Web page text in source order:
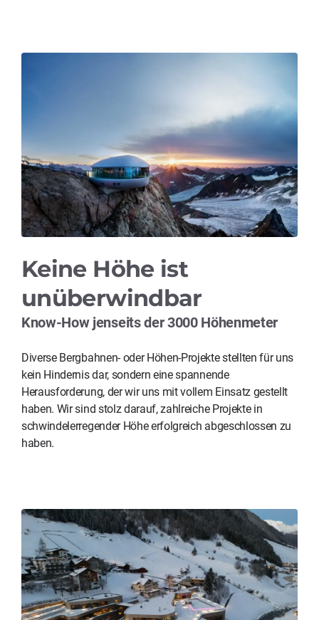
Keine Höhe ist
unüberwindbar
Know-How jenseits der 3000 Höhenmeter
Diverse Bergbahnen- oder Höhen-Projekte stellten für uns
kein Hindernis dar, sondern eine spannende
Herausforderung, der wir uns mit vollem Einsatz gestellt
haben. Wir sind stolz darauf, zahlreiche Projekte in
schwindelerregender Höhe erfolgreich abgeschlossen zu
haben.